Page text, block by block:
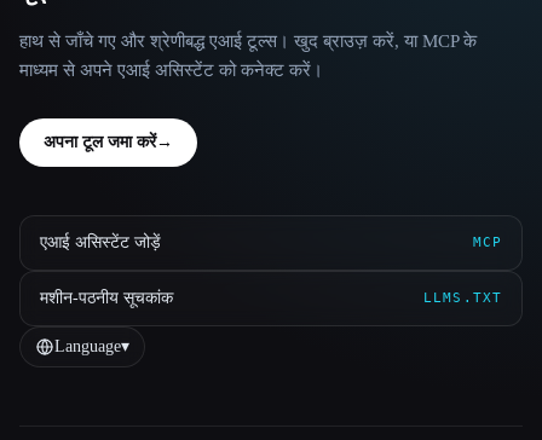
हाथ से जाँचे गए और श्रेणीबद्ध एआई टूल्स। खुद ब्राउज़ करें, या MCP के
माध्यम से अपने एआई असिस्टेंट को कनेक्ट करें।
अपना टूल जमा करें→
एआई असिस्टेंट जोड़ें MCP
मशीन-पठनीय सूचकांक LLMS.TXT
Language▾